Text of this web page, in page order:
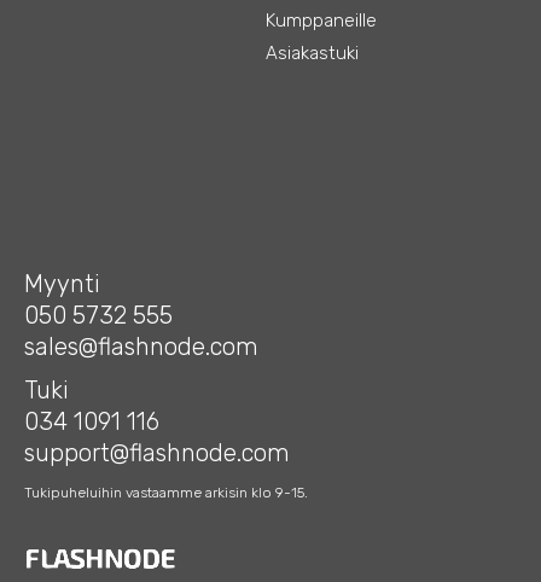
Kumppaneille
Asiakastuki
Myynti
050 5732 555
sales@flashnode.com
Tuki
034 1091 116
support@flashnode.com
Tukipuheluihin vastaamme arkisin klo 9-15.